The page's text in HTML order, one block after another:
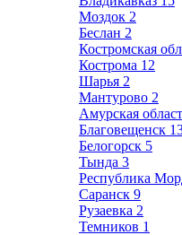
Моздок 2
Беслан 2
Костромская
Кострома 12
Шарья 2
Мантурово 2
Амурская
Благовещенск
Белогорск 5
Тында 3
Республика
Саранск 9
Рузаевка 2
Темников 1